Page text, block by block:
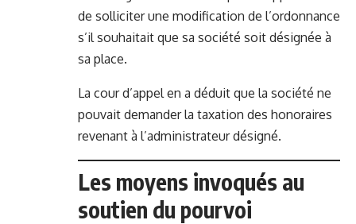
de solliciter une modification de l’ordonnance
s’il souhaitait que sa société soit désignée à
sa place.
La cour d’appel en a déduit que la société ne
pouvait demander la taxation des honoraires
revenant à l’administrateur désigné.
Les moyens invoqués au
soutien du pourvoi